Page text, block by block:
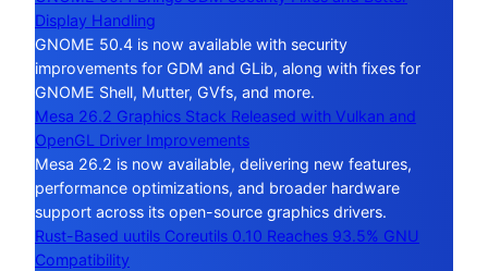
Display Handling
GNOME 50.4 is now available with security
improvements for GDM and GLib, along with fixes for
GNOME Shell, Mutter, GVfs, and more.
Mesa 26.2 Graphics Stack Released with Vulkan and
OpenGL Driver Improvements
Mesa 26.2 is now available, delivering new features,
performance optimizations, and broader hardware
support across its open-source graphics drivers.
Rust-Based uutils Coreutils 0.10 Reaches 93.5% GNU
Compatibility